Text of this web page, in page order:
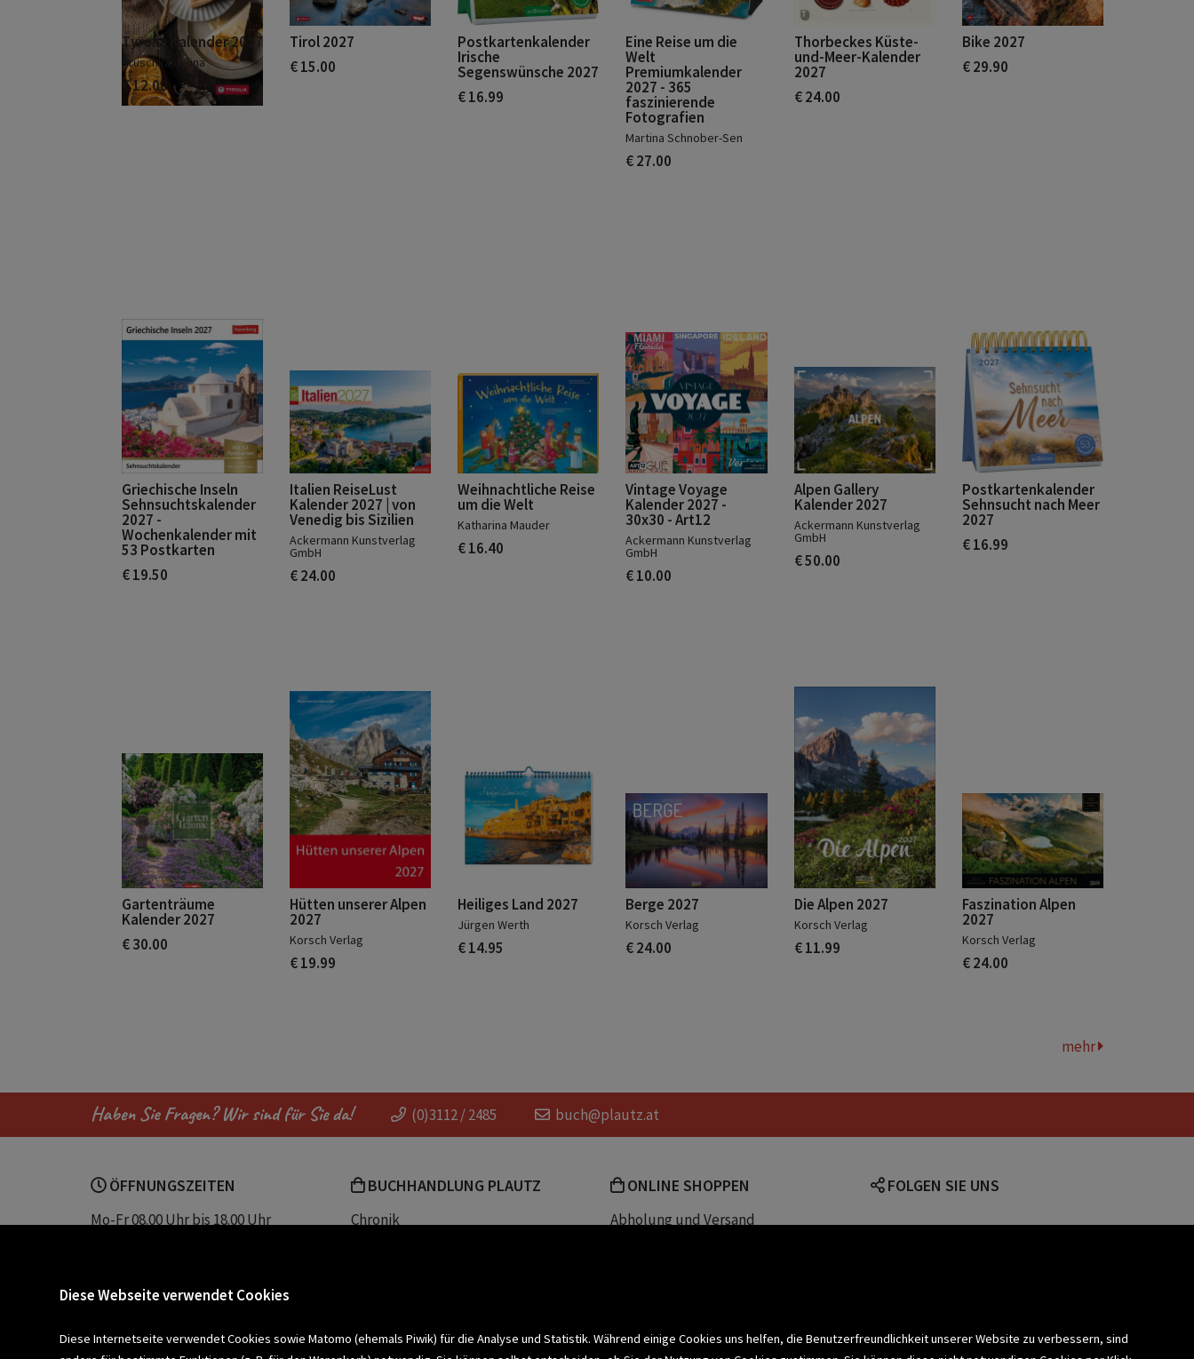
Tyrolia Kalender 2027
Hruschka Celina
€ 12.00
Tirol 2027
€ 15.00
Postkartenkalender
Irische
Segenswünsche 2027
€ 16.99
Eine Reise um die
Welt
Premiumkalender
2027 - 365
faszinierende
Fotografien
Martina Schnober-Sen
€ 27.00
Thorbeckes Küste-
und-Meer-Kalender
2027
€ 24.00
Bike 2027
€ 29.90
Griechische Inseln
Sehnsuchtskalender
2027 -
Wochenkalender mit
53 Postkarten
€ 19.50
Italien ReiseLust
Kalender 2027 | von
Venedig bis Sizilien
Ackermann Kunstverlag
GmbH
€ 24.00
Weihnachtliche Reise
um die Welt
Katharina Mauder
€ 16.40
Vintage Voyage
Kalender 2027 -
30x30 - Art12
Ackermann Kunstverlag
GmbH
€ 10.00
Alpen Gallery
Kalender 2027
Ackermann Kunstverlag
GmbH
€ 50.00
Postkartenkalender
Sehnsucht nach Meer
2027
€ 16.99
Gartenträume
Kalender 2027
€ 30.00
Hütten unserer Alpen
2027
Korsch Verlag
€ 19.99
Heiliges Land 2027
Jürgen Werth
€ 14.95
Berge 2027
Korsch Verlag
€ 24.00
Die Alpen 2027
Korsch Verlag
€ 11.99
Faszination Alpen
2027
Korsch Verlag
€ 24.00
mehr
Haben Sie Fragen? Wir sind für Sie da! (0)3112 / 2485 buch@plautz.at
ÖFFNUNGSZEITEN
Mo-Fr 08.00 Uhr bis 18.00 Uhr
Sparkassenplatz 2
BUCHHANDLUNG PLAUTZ
Chronik
ONLINE SHOPPEN
Abholung und Versand
FOLGEN SIE UNS
Diese Webseite verwendet Cookies
Diese Internetseite verwendet Cookies sowie Matomo (ehemals Piwik) für die Analyse und Statistik. Während einige Cookies uns helfen, die Benutzerfreundlichkeit unserer Website zu verbessern, sind